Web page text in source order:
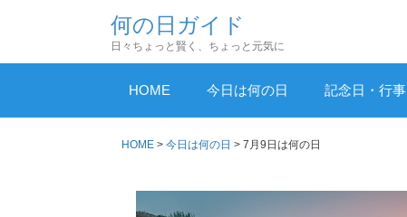
テ
何の日ガイド
日々ちょっと賢く、ちょっと元気に
HOME 今日は何の日 記念日・行事
HOME > 今日は何の日 > 7月9日は何の日